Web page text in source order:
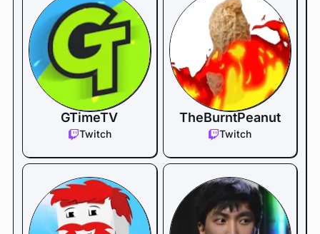
GTimeTV
Twitch
TheBurntPeanut
Twitch